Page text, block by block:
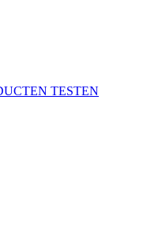
TESTEN